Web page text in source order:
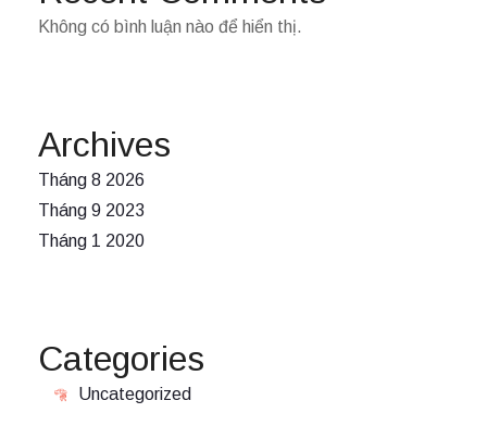
Không có bình luận nào để hiển thị.
Archives
Tháng 8 2026
Tháng 9 2023
Tháng 1 2020
Categories
Uncategorized